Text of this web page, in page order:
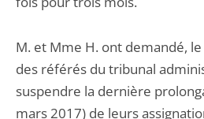
M. et Mme H. ont demandé,
des référés du tribunal
suspendre la dernière
mars 2017) de leurs